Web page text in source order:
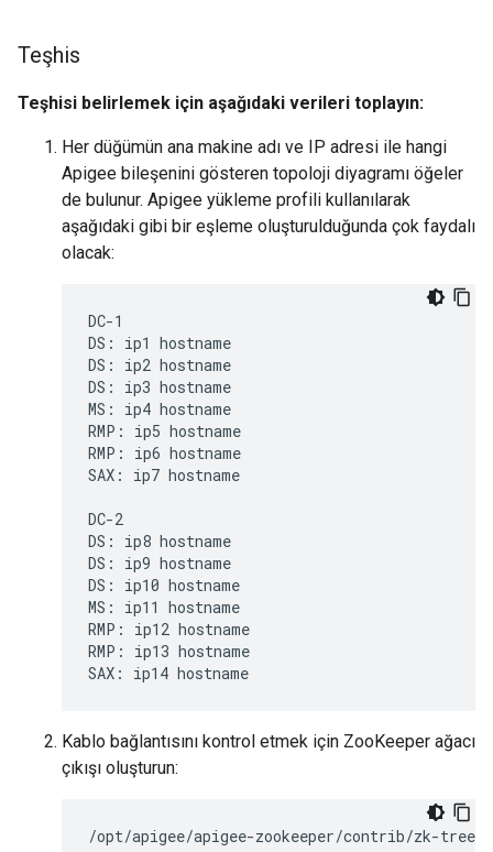
Teşhis
Teşhisi belirlemek için aşağıdaki verileri toplayın:
Her düğümün ana makine adı ve IP adresi ile hangi
Apigee bileşenini gösteren topoloji diyagramı öğeler
de bulunur. Apigee yükleme profili kullanılarak
aşağıdaki gibi bir eşleme oluşturulduğunda çok faydalı
olacak:
DC-1
DS: ip1 hostname
DS: ip2 hostname
DS: ip3 hostname
MS: ip4 hostname
RMP: ip5 hostname
RMP: ip6 hostname
SAX: ip7 hostname
DC-2
DS: ip8 hostname
DS: ip9 hostname
DS: ip10 hostname
MS: ip11 hostname
RMP: ip12 hostname
RMP: ip13 hostname
SAX: ip14 hostname
Kablo bağlantısını kontrol etmek için ZooKeeper ağacı
çıkışı oluşturun:
/opt/apigee/apigee-zookeeper/contrib/zk-